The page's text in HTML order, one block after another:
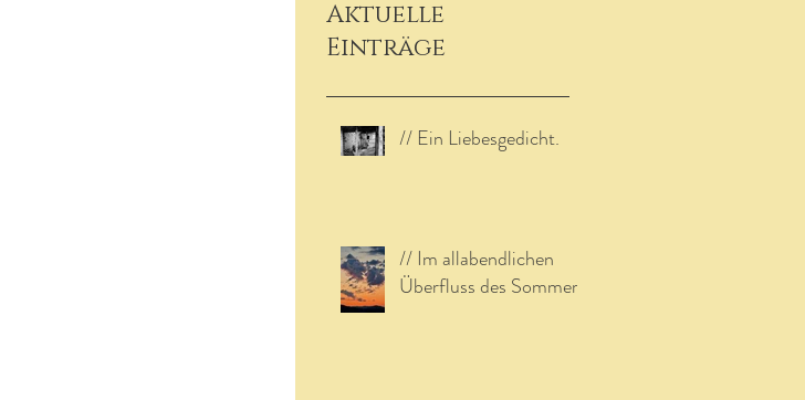
Aktuelle
Einträge
// Ein Liebesgedicht.
// Im allabendlichen
Überfluss des Sommers.